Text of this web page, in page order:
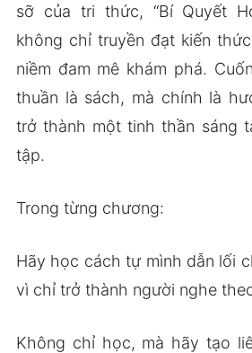
sỡ của tri thức, “Bí Quyết
không chỉ truyền đạt kiến
niềm đam mê khám phá.
thuần là sách, mà chính là
trở thành một tinh thần sáng
tập.
Trong từng chương:
Hãy học cách tự mình dẫn lối
vì chỉ trở thành người nghe
Không chỉ học, mà hãy tạo